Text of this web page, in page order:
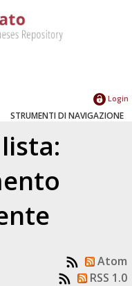
Login
STRUMENTI DI NAVIGAZIONE
Atom
RSS 1.0